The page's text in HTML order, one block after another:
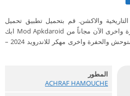
والاكشن. قم بتحميل تطبيق تحميل
تطبيق مسلسل المتوحش والحفرة واخرى الآن مجاناً من Mod Apkdaroid ابك
دارويد تحميل تطبيق مسلسل المتوحش والحفرة واخرى مهكر للاندرويد 2024 –
المطور
ACHRAF HAMOUCHE‏